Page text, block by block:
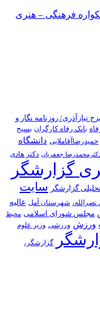
فرهنگی‌ – هنری
نیازآذری/ روزنامه نگار و
بانک رفاه کارگران بسیح
حمیدرضاآقاملایی دانشگاه
جعفریان دکتر هادی
گزارشگر
گزارشگر سایت
شهرستان آمل عالیه
مجلس شورای اسلامی محیط
ورزش ورزشی وزیر علوم
گزارشگر،